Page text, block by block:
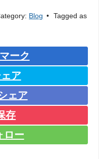
Blog
Tagged as
ーク
ア
ェア
存
ロー